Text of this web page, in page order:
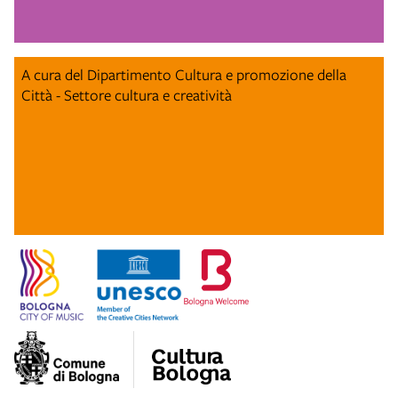
A cura del Dipartimento Cultura e promozione della
Città - Settore cultura e creatività